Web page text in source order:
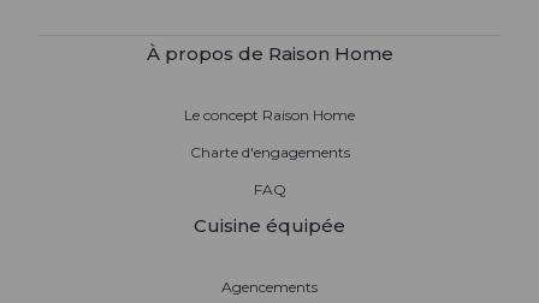
À propos de Raison Home
Le concept Raison Home
Charte d'engagements
FAQ
Cuisine équipée
Agencements